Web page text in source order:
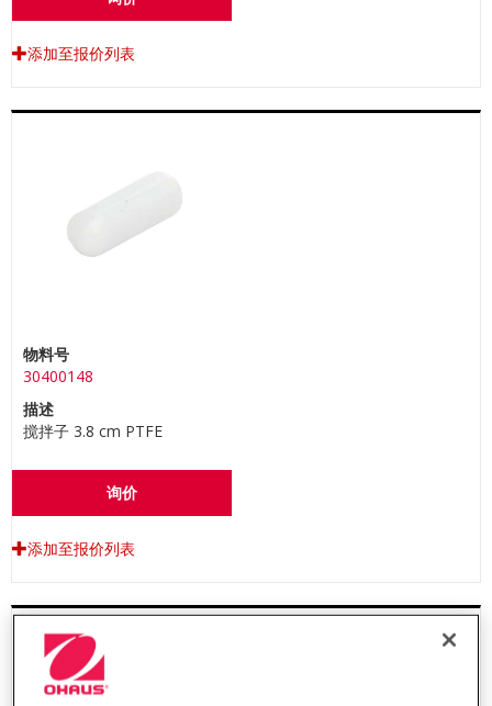
添加至报价列表
物料号
30400148
描述
搅拌子 3.8 cm PTFE
询价
添加至报价列表